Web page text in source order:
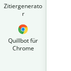
Zitiergenerato
r
Quillbot für
Chrome